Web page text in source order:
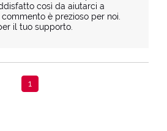
così da aiutarci a
è prezioso per noi.
il tuo supporto.
1